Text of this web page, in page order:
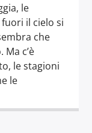
le
il cielo si
che
c’è
le stagioni
le